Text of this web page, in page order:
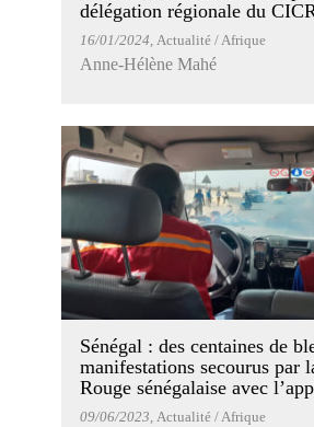
délégation régionale du
16/01/2024, Actualité / Afrique
Anne-Hélène Mahé
Sénégal : des centaines de
manifestations secourus par
Rouge sénégalaise avec
09/06/2023, Actualité / Afrique